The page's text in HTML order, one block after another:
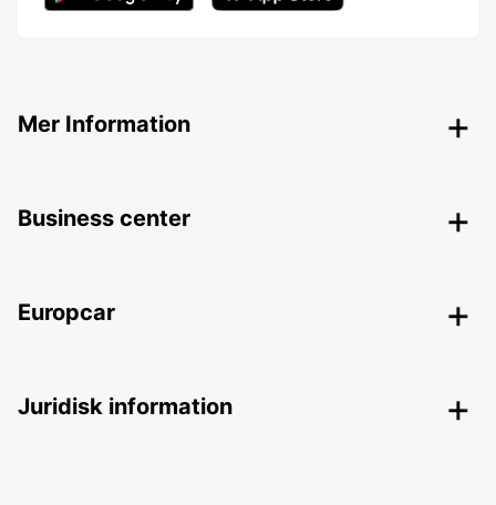
Mer Information
Business center
Europcar
Juridisk information